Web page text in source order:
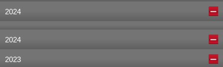
2024
2024
2023